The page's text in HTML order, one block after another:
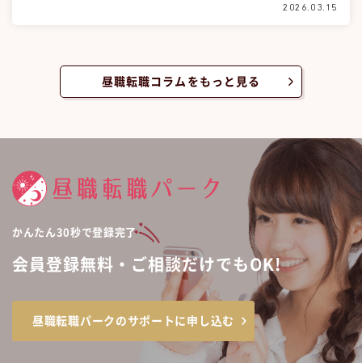
2026.03.15
昼職転職コラムをもっと見る
かんたん30秒で登録完了
会員登録無料・ご相談だけでもOK!
昼職転職パークのサポートに申し込む